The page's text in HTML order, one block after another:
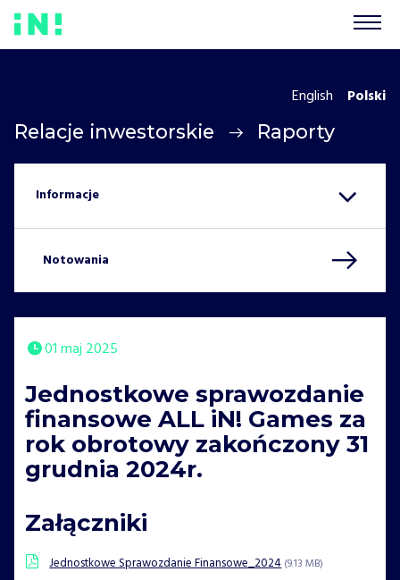
Relacje inwestorskie Raporty
English Polski
Notowania
01 maj 2025
Jednostkowe sprawozdanie
finansowe ALL iN! Games za
rok obrotowy zakończony 31
grudnia 2024r.
Załączniki
Jednostkowe Sprawozdanie Finansowe_2024 (9.13 MB)